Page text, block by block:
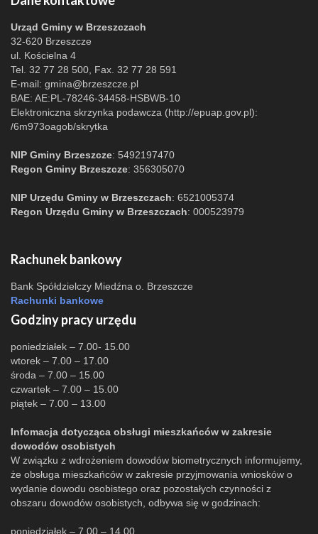
Urząd Gminy w Brzeszczach
32-620 Brzeszcze
ul. Kościelna 4
Tel. 32 77 28 500, Fax. 32 77 28 591
E-mail: gmina@brzeszcze.pl
BAE: AE:PL-78246-34458-HSBWB-10
Elektroniczna skrzynka podawcza (http://epuap.gov.pl):
/6m973oagob/skrytka
NIP Gminy Brzeszcze: 5492197470
Regon Gminy Brzeszcze: 356305070
NIP Urzędu Gminy w Brzeszczach: 6521005374
Regon Urzędu Gminy w Brzeszczach: 000523979
Rachunek bankowy
Bank Spółdzielczy Miedźna o. Brzeszcze
Rachunki bankowe
Godziny pracy urzędu
poniedziałek – 7.00- 15.00
wtorek – 7.00 – 17.00
środa – 7.00 – 15.00
czwartek – 7.00 – 15.00
piątek – 7.00 – 13.00
Infomacja dotycząca obsługi mieszkańców w zakresie
dowodów osobistych
W związku z wdrożeniem dowodów biometrycznych informujemy,
że obsługa mieszkańców w zakresie przyjmowania wniosków o
wydanie dowodu osobistego oraz pozostałych czynności z
obszaru dowodów osobistych, odbywa się w godzinach:
poniedziałek – 7.00 – 14.00